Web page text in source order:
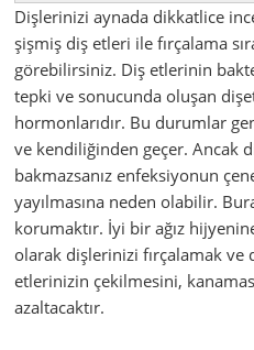
Dişlerinizi aynada dikkatlice
şişmiş diş etleri ile fırçalama
görebilirsiniz. Diş etlerinin
tepki ve sonucunda oluşan
hormonlarıdır. Bu durumlar
ve kendiliğinden geçer. Ancak
bakmazsanız enfeksiyonun
yayılmasına neden olabilir.
korumaktır. İyi bir ağız
olarak dişlerinizi fırçalamak
etlerinizin çekilmesini,
azaltacaktır.